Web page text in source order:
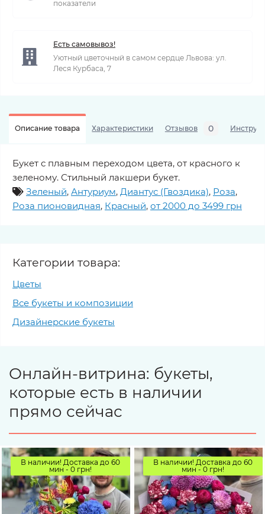
показатели
Есть самовывоз!
Уютный цветочный в самом сердце Львова: ул.
Леся Курбаса, 7
Описание товара Характеристики Отзывов 0
Букет с плавным переходом цвета, от красного к
зеленому. Стильный лакшери букет.
Зеленый, Антуриум, Диантус (Гвоздика), Роза,
Роза пионовидная, Красный, от 2000 до 3499 грн
Категории товара:
Цветы
Все букеты и композиции
Дизайнерские букеты
Онлайн-витрина: букеты,
которые есть в наличии
прямо сейчас
В наличии! Доставка до 60
мин - 0 грн!
В наличии! Доставка до 60
мин - 0 грн!